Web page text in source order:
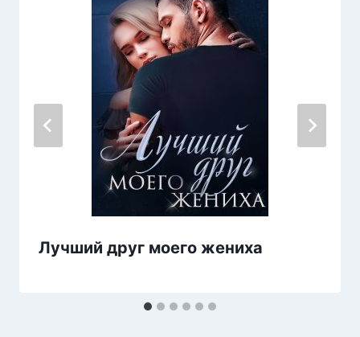
Лучший друг моего жениха